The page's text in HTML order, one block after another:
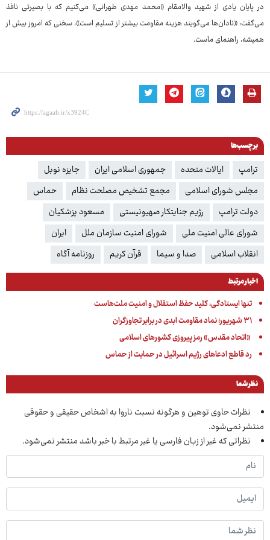
در پایان یادی از شهید والامقام «محمد مهدی طهرانی» می‌کنیم که با بصیرتی نافذ
می‌گفت: «نادان‌ها می‌گویند هزینه مقاومت بیشتر از تسلیم است»، سخنی که امروز بیش از
همیشه، راهنمای ماست.
برچسب‌ها
ترامپ ایالات متحده جمهوری اسلامی ایران
جایزه نوبل
مجلس شورای اسلامی
مجمع تشخیص مصلحت نظام
حماس
دولت ترامپ
رژیم جنایتکار صهیونیستی
مسعود پزشکیان
شورای عالی امنیت ملی
شورای امنیت سازمان ملل
ایران
انقلاب اسلامی
صدا و سیما قرآن کریم روزنامه آگاه
اخبار مرتبط
تنها ایستادگی، کلید حفظ استقلال و امنیت ملت‌هاست
۳۱ شهریور؛ نماد مقاومت ابدی در برابر تجاوزگران
‌ «اتحاد مقدس» رمز پیروزی کشورهای اسلامی
رد قاطع ادعاهای رژیم اسرائیل در حمایت از حماس
نظر شما
نظرات حاوی توهین و هرگونه نسبت ناروا به اشخاص حقیقی و حقوقی
منتشر نمی‌شود.
نظراتی که غیر از زبان فارسی یا غیر مرتبط با خبر باشد منتشر نمی‌شود.